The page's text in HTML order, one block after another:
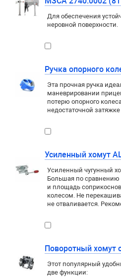
Для обеспечения
неровной поверхности.
Ручка опорного
Эта прочная ручка
маневрировании
потерю опорного
недостаточной
Усиленный хомут
Усиленный чугунный
Большая по
и площадь
колесом. Не
не отваливается.
Поворотный хомут
Этот популярный
две функции: